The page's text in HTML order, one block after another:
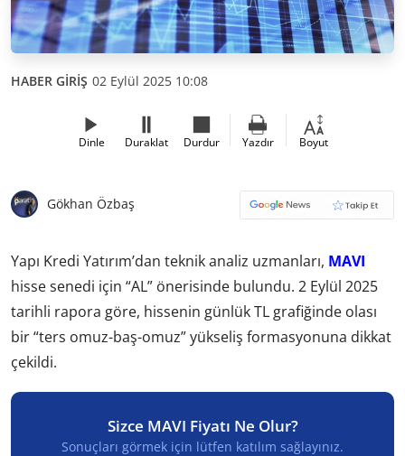
HABER GİRİŞ 02 Eylül 2025 10:08
Dinle Duraklat Durdur Yazdır Boyut
Gökhan Özbaş
Yapı Kredi Yatırım’dan teknik analiz uzmanları, MAVI
hisse senedi için “AL” önerisinde bulundu. 2 Eylül 2025
tarihli rapora göre, hissenin günlük TL grafiğinde olası
bir “ters omuz-baş-omuz” yükseliş formasyonuna dikkat
çekildi.
Sizce MAVI Fiyatı Ne Olur?
Sonuçları görmek için lütfen katılım sağlayınız.